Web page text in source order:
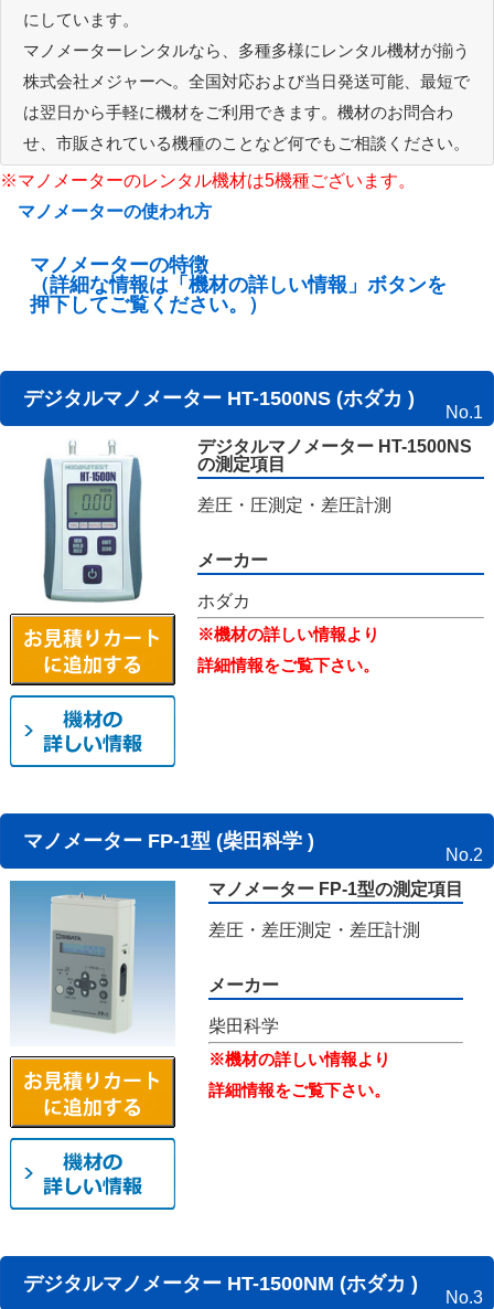
にしています。
マノメーターレンタルなら、多種多様にレンタル機材が揃う
株式会社メジャーへ。全国対応および当日発送可能、最短で
は翌日から手軽に機材をご利用できます。機材のお問合わ
せ、市販されている機種のことなど何でもご相談ください。
※マノメーターのレンタル機材は5機種ございます。
マノメーターの使われ方
マノメーターの特徴
（詳細な情報は「機材の詳しい情報」ボタンを
押下してご覧ください。）
デジタルマノメーター HT-1500NS (ホダカ )
No.1
デジタルマノメーター HT-1500NS
の測定項目
差圧・圧測定・差圧計測
メーカー
ホダカ
※機材の詳しい情報より
詳細情報をご覧下さい。
マノメーター FP-1型 (柴田科学 )
No.2
マノメーター FP-1型の測定項目
差圧・差圧測定・差圧計測
メーカー
柴田科学
※機材の詳しい情報より
詳細情報をご覧下さい。
デジタルマノメーター HT-1500NM (ホダカ )
No.3